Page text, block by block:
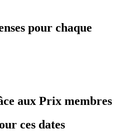
pour chaque
aux Prix membres
ces dates